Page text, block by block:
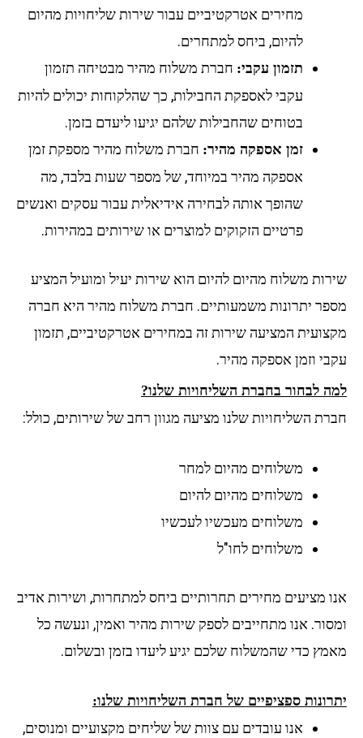
מחירים אטרקטיביים עבור שירות שליחויות מהיום
להיום, ביחס למתחרים.
תזמון עקבי: חברת משלוח מהיר מבטיחה תזמון
עקבי לאספקת החבילות, כך שהלקוחות יכולים להיות
בטוחים שהחבילות שלהם יגיעו ליעדם בזמן.
זמן אספקה מהיר: חברת משלוח מהיר מספקת זמן
אספקה מהיר במיוחד, של מספר שעות בלבד, מה
שהופך אותה לבחירה אידיאלית עבור עסקים ואנשים
פרטיים הזקוקים למוצרים או שירותים במהירות.
שירות משלוח מהיום להיום הוא שירות יעיל ומועיל המציע
מספר יתרונות משמעותיים. חברת משלוח מהיר היא חברה
מקצועית המציעה שירות זה במחירים אטרקטיביים, תזמון
עקבי וזמן אספקה מהיר.
למה לבחור בחברת השליחויות שלנו?
חברת השליחויות שלנו מציעה מגוון רחב של שירותים, כולל:
משלוחים מהיום למחר
משלוחים מהיום להיום
משלוחים מעכשיו לעכשיו
משלוחים לחו"ל
אנו מציעים מחירים תחרותיים ביחס למתחרות, ושירות אדיב
ומסור. אנו מתחייבים לספק שירות מהיר ואמין, ונעשה כל
מאמץ כדי שהמשלוח שלכם יגיע ליעדו בזמן ובשלום.
יתרונות ספציפיים של חברת השליחויות שלנו:
אנו עובדים עם צוות של שליחים מקצועיים ומנוסים,